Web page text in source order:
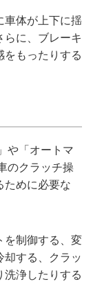
車体が上下に揺
らに、ブレーキ
もったりする
や「オートマ
のクラッチ操
ために必要な
を制御する、変
する、クラッ
浄したりする